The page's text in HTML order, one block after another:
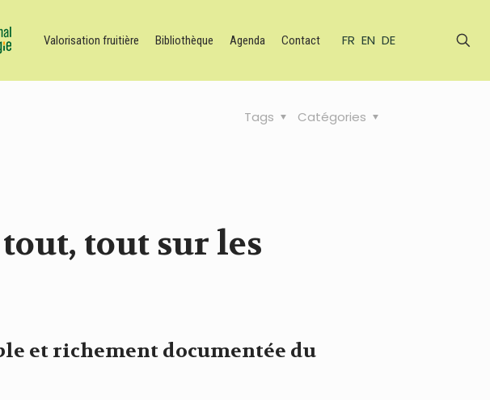
Valorisation fruitière Bibliothèque Agenda Contact FR EN DE
Catégories
Tags
tout, tout sur les
et richement documentée du